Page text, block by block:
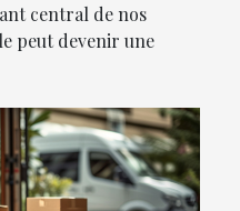
central de nos
peut devenir une